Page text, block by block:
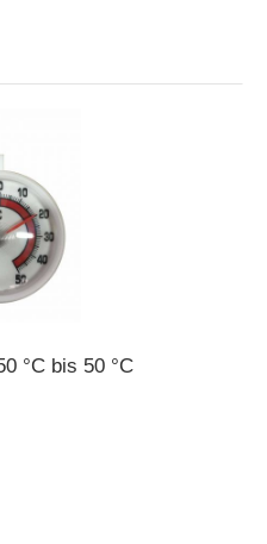
°C bis 50 °C